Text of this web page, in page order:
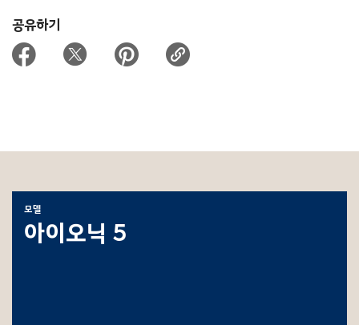
공유하기
모델
아이오닉 5